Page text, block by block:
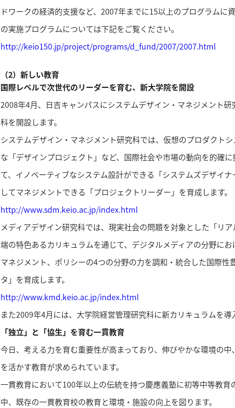
ドワークの経済的支援など、2007年までに15以上のプログラムに
の実施プログラムについては下記をご覧ください。
http://keio150.jp/project/programs/d_fund/2007/2007.html
（2）新しい教育
国際レベルで次世代のリーダーを育む、新大学院を開設
2008年4月、日吉キャンパスにシステムデザイン・マネジメント
科を開設します。
システムデザイン・マネジメント研究科では、仮想のプロダクト
な「デザインプロジェクト」など、国際社会や市場の動向を的確
て、イノベーティブなシステム設計ができる「システムズデザイ
してマネジメントできる「プロジェクトリーダー」を育成します。
http://www.sdm.keio.ac.jp/index.html
メディアデザイン研究科では、現実社会の問題を対象とした「リ
端の特色あるカリキュラムを通じて、デジタルメディアの分野にお
マネジメント、ポリシーの4つの分野の力を調和・統合した国際性
タ」を育成します。
http://www.kmd.keio.ac.jp/index.html
また2009年4月には、大学院経営管理研究科に新カリキュラムを導
「独立」と「協生」を育む一貫教育
今日、考える力を育む重要性が高まっており、伸びやかな環境の
を活かす教育が求められています。
一貫教育において100年以上の伝統を持つ慶應義塾に初等中等教育
中、既存の一貫教育校の教育と環境・施設の向上を図ります。